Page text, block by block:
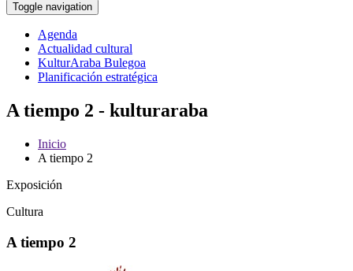
Toggle navigation
Agenda
Actualidad cultural
KulturAraba Bulegoa
Planificación estratégica
A tiempo 2 - kulturaraba
Inicio
A tiempo 2
Exposición
Cultura
A tiempo 2